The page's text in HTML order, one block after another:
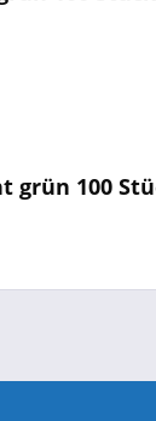
grün 100